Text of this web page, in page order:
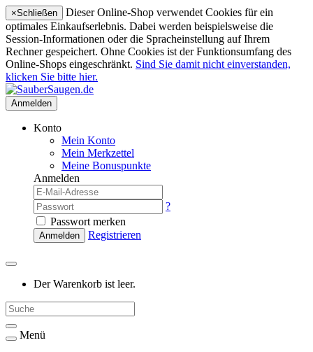
×Schließen
Dieser Online-Shop verwendet Cookies für ein
optimales Einkaufserlebnis. Dabei werden beispielsweise die
Session-Informationen oder die Spracheinstellung auf Ihrem
Rechner gespeichert. Ohne Cookies ist der Funktionsumfang des
Online-Shops eingeschränkt. Sind Sie damit nicht einverstanden,
klicken Sie bitte hier.
Anmelden
Konto
Mein Konto
Mein Merkzettel
Meine Bonuspunkte
Anmelden
?
Passwort merken
Anmelden Registrieren
Der Warenkorb ist leer.
Menü